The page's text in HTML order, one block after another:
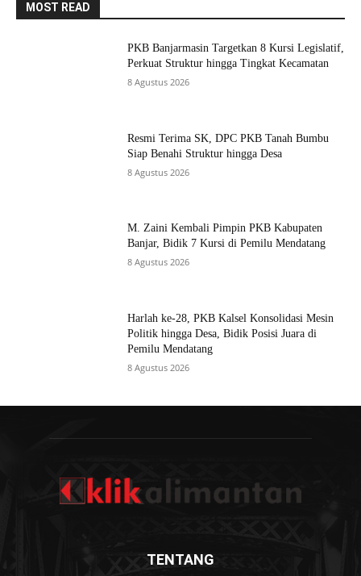
MOST READ
PKB Banjarmasin Targetkan 8 Kursi Legislatif,
Perkuat Struktur hingga Tingkat Kecamatan
8 Agustus 2026
Resmi Terima SK, DPC PKB Tanah Bumbu
Siap Benahi Struktur hingga Desa
8 Agustus 2026
M. Zaini Kembali Pimpin PKB Kabupaten
Banjar, Bidik 7 Kursi di Pemilu Mendatang
8 Agustus 2026
Harlah ke-28, PKB Kalsel Konsolidasi Mesin
Politik hingga Desa, Bidik Posisi Juara di
Pemilu Mendatang
8 Agustus 2026
TENTANG